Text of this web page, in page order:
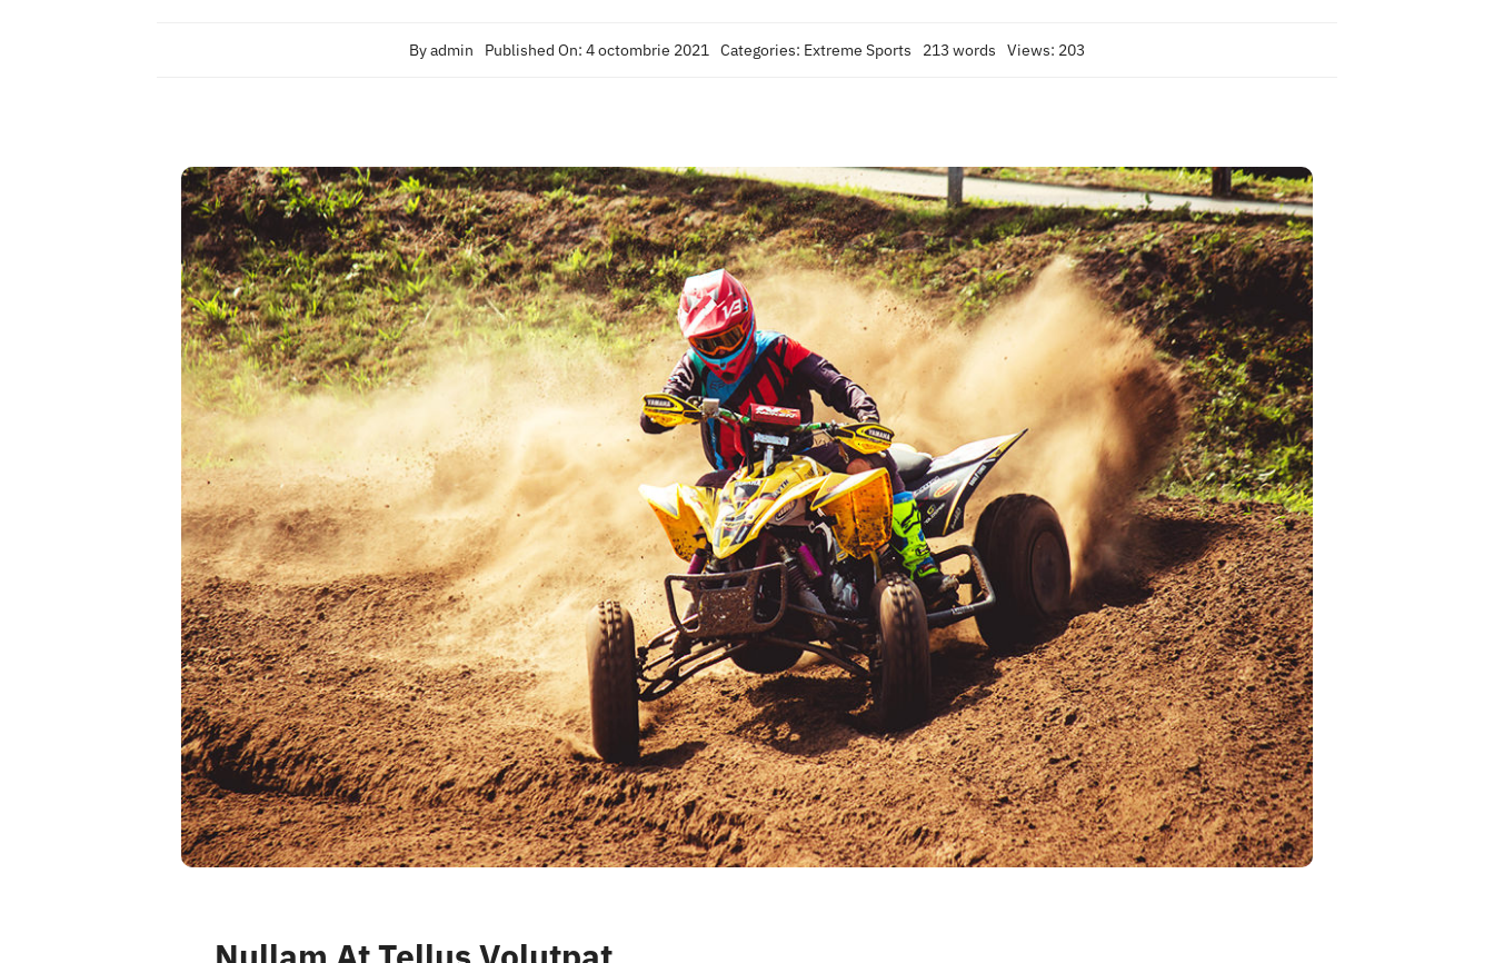
Byadmin Published On: 4 octombrie 2021 Categories: Extreme Sports 213 words Views: 203